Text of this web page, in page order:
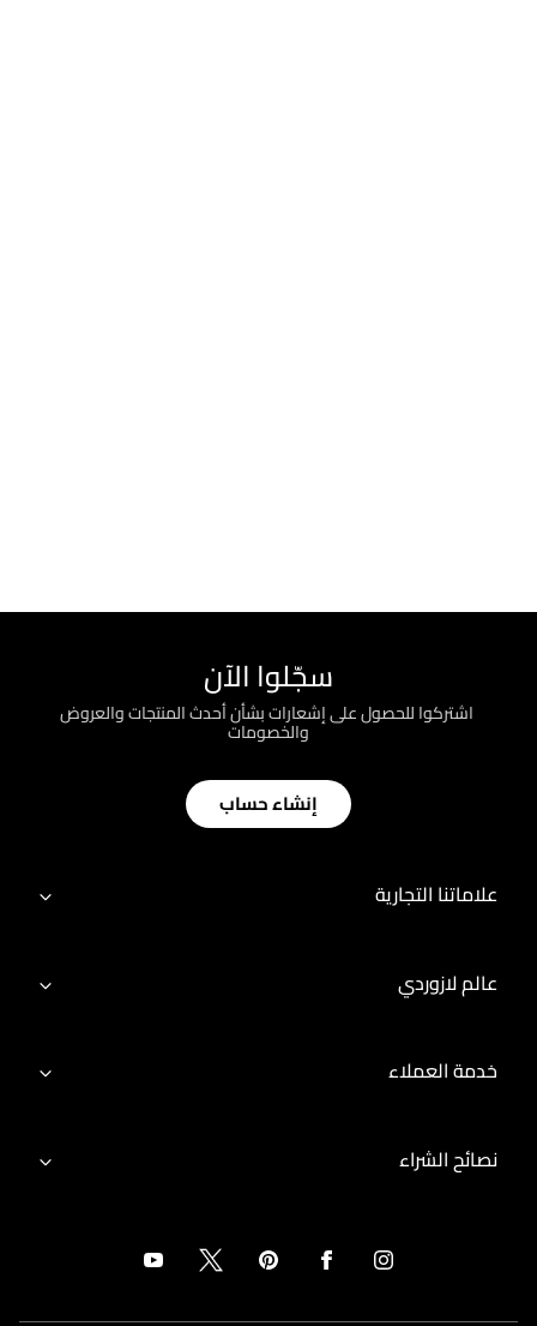
سجّلوا الآن
؜ اشتركوا للحصول على إشعارات بشأن أحدث المنتجات والعروض
والخصومات
إنشاء حساب
علاماتنا التجارية
عالم لازوردي
خدمة العملاء
نصائح الشراء